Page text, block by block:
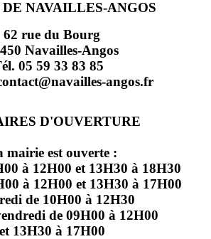
NAVAILLES-ANGOS
62 rue du Bourg
Navailles-Angos
05 59 33 83 85
angos.fr
D'OUVERTURE
mairie est ouverte :
à 12H00 et 13H30 à 18H30
à 12H00 et 13H30 à 17H00
de 10H00 à 12H30
de 09H00 à 12H00
et 13H30 à 17H00